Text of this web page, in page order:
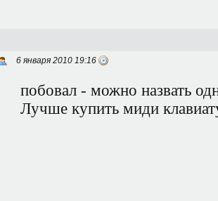
6 января 2010 19:16
побовал - можно назвать
Лучше купить миди